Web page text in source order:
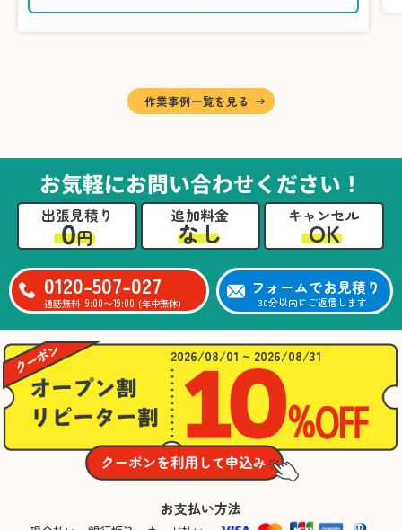
に仕分けしました。
A様から「手際よく進めてくれて助かりまし
るのは難しかったと思います」との温かいお言
葉をいただきました。遺品整理という心の負担
が大きい作業において、少しでもA様の力にな
れたことをスタッフ一同嬉しく思います。
作業事例一覧を見る
お気軽にお問い合わせください！
出張見積り
0円
追加料金
なし
キャンセル
OK
0120-507-027
通話無料 9:00〜19:00 (年中無休)
フォームでお見積り
30分以内にご返信します
2026/08/01 ~ 2026/08/31
お支払い方法